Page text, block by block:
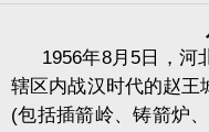
1956年8月 5 日，河
辖区内战汉时代的赵王
(包括插箭岭、铸箭炉